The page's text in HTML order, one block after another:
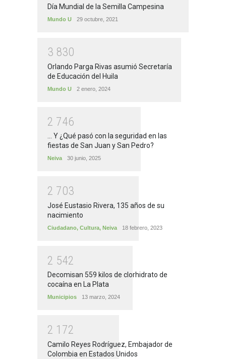
Día Mundial de la Semilla Campesina
Mundo U 29 octubre, 2021
3 830
Orlando Parga Rivas asumió Secretaría
de Educación del Huila
Mundo U 2 enero, 2024
2 746
... Y ¿Qué pasó con la seguridad en las
fiestas de San Juan y San Pedro?
Neiva 30 junio, 2025
2 703
José Eustasio Rivera, 135 años de su
nacimiento
Ciudadano, Cultura, Neiva 18 febrero, 2023
2 542
Decomisan 559 kilos de clorhidrato de
cocaína en La Plata
Municipios 13 marzo, 2024
2 1 72
Camilo Reyes Rodríguez, Embajador de
Colombia en Estados Unidos